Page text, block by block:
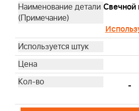
Свечной
-